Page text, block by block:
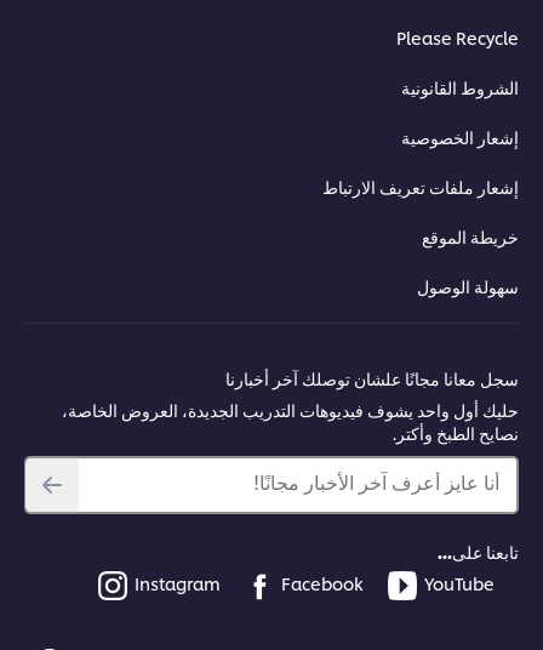
Please Recycle
الشروط القانونية
إشعار الخصوصية
إشعار ملفات تعريف الارتباط
خريطة الموقع
سهولة الوصول
سجل معانا مجانًا علشان توصلك آخر أخبارنا
حليك أول واحد يشوف فيديوهات التدريب الجديدة، العروض الخاصة،
نصايح الطبخ وأكتر.
أنا عايز أعرف آخر الأخبار مجانًا!
تابعنا على...
YouTube
Facebook
Instagram